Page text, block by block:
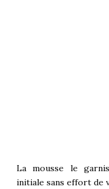
La mousse le
initiale sans effort de